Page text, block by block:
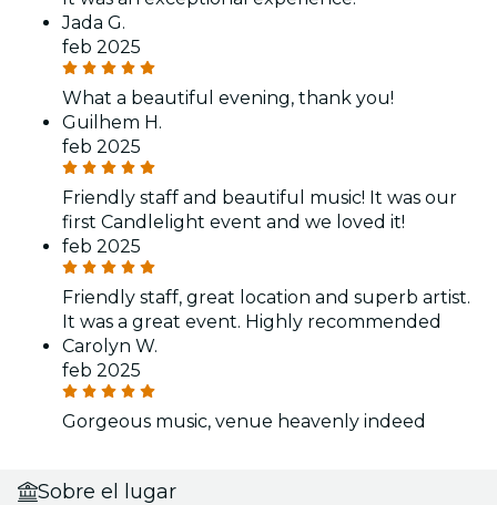
Jada G.
feb 2025
What a beautiful evening, thank you!
Guilhem H.
feb 2025
Friendly staff and beautiful music! It was our
first Candlelight event and we loved it!
feb 2025
Friendly staff, great location and superb artist.
It was a great event. Highly recommended
Carolyn W.
feb 2025
Gorgeous music, venue heavenly indeed
Sobre el lugar